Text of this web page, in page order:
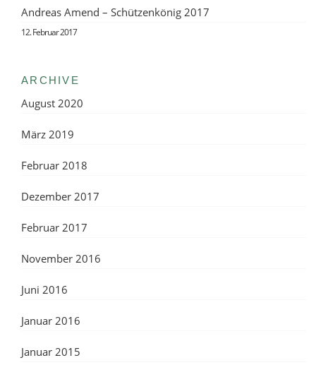
Andreas Amend – Schützenkönig 2017
12. Februar 2017
ARCHIVE
August 2020
März 2019
Februar 2018
Dezember 2017
Februar 2017
November 2016
Juni 2016
Januar 2016
Januar 2015